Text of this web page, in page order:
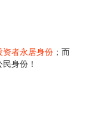
资者永居身份 ；而
身份！